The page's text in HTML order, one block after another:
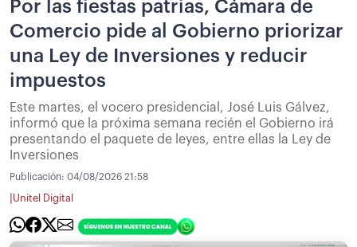
Por las fiestas patrias, Cámara de
Comercio pide al Gobierno priorizar
una Ley de Inversiones y reducir
impuestos
Este martes, el vocero presidencial, José Luis Gálvez,
informó que la próxima semana recién el Gobierno irá
presentando el paquete de leyes, entre ellas la Ley de
Inversiones
Publicación: 04/08/2026 21:58
Unitel Digital